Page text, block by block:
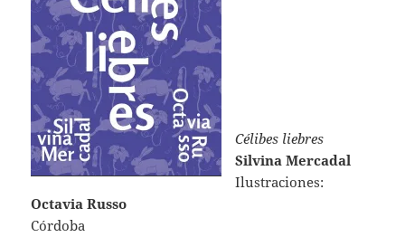
Célibes liebres
Silvina Mercadal
Ilustraciones:
Octavia Russo
Córdoba